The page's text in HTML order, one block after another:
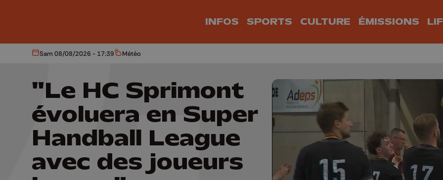
INFOS SPORTS CULTURE ÉMISSIONS
Aujourd'hui
Sam 08/08/2026 - 17:39 Météo
Météo
"Le HC Sprimont
évoluera en Super
Handball League
avec des joueurs